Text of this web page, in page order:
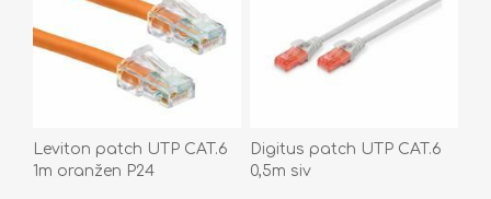
Leviton patch UTP CAT.6
1m oranžen P24
Digitus patch UTP CAT.6
0,5m siv